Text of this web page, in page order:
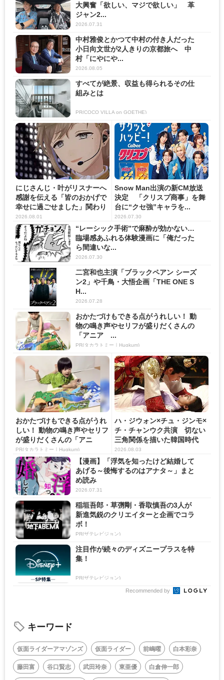
大興奮「欲しい、マジで欲しい」 革
ジャン2...
2026.07.31
中村雅俊とかつて中村の付き人だった
小日向文世が2人きりの京都旅へ 中
村「にやにや...
2026.08.05
すべてが絶景、収益も得られるその仕
組みとは
PR(COCO VILLA on GOETHE)
にじさんじ・叶がリスナーへ
感謝を伝える「皆のおかげで
幸せに過ごせました」関わり
の...
2026.08.01
Snow Man出演の新CM放送
決定 「クリスプ商事」を舞
台に“クセ強”キャラを...
2026.07.30
“レーシック手術”で麻酔が効かない…
臨場感あふれる体験漫画に「俺だった
ら間違いな...
2026.07.30
二宮和也主演「ブラックペアン シーズ
ン2」や千鳥・大悟企画「THE ONE S
H...
2026.07.28
おかたづけもできる点がうれしい！ 動
物の鳴き声やセリフが盛りだくさんの
「アニア ...
PR(タカラトミー｜Hugkum)
おかたづけもできる点がうれ
しい！ 動物の鳴き声やセリフ
が盛りだくさんの「アニ
ア ...
PR(タカラトミー｜Hugkum)
ハ・ジウォン×チュ・ジンモ×
チ・チャンウク共演 切ない
三角関係を描いた韓国時代
劇...
2026.08.03
【漫画】「浮気を知ったけど結婚して
あげる～後悔するのはアナタ～」まと
め読み
2026.07.31
稲垣吾郎・草彅剛・香取慎吾の3人が
新進気鋭のクリエイターと企画でコラ
ボ！
PR(ザテレビジョン)
注目作が続々のディズニープラスを特
集！
PR(ザテレビジョン)
Recommended by
キーワード
仮面ライダーアマゾンズ 仮面ライダー 前嶋曜
白本彩奈
藤田富
谷口賢志 武田玲奈 東亜優
白倉伸一郎